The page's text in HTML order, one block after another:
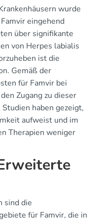
wurde
eingehend
über signifikante
von Herpes labialis
ist die
Gemäß der
für Famvir bei
Zugang zu dieser
haben gezeigt,
aufweist und im
Therapien weniger
sind die
für Famvir, die in